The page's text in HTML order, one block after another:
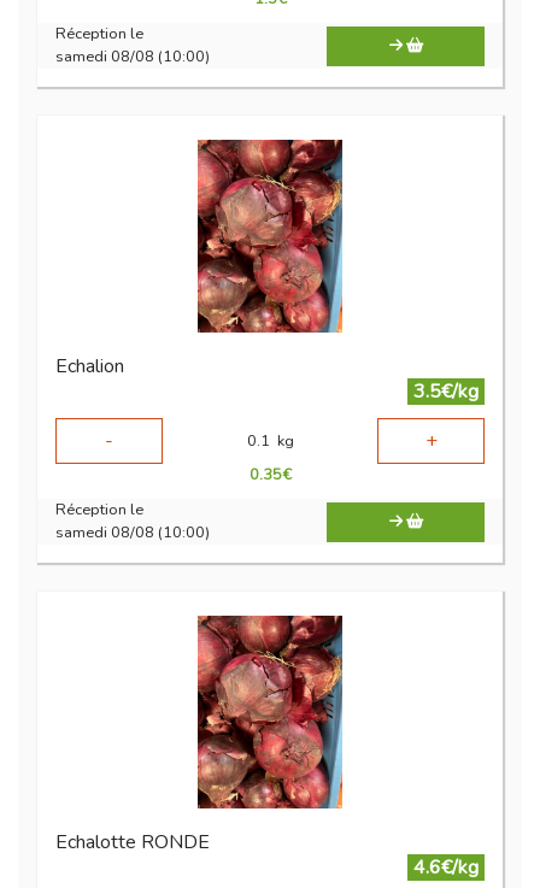
Réception le
samedi 08/08 (10:00)
Echalion
3.5€/kg
-
0.1 kg +
0.35€
Réception le
samedi 08/08 (10:00)
Echalotte RONDE
4.6€/kg